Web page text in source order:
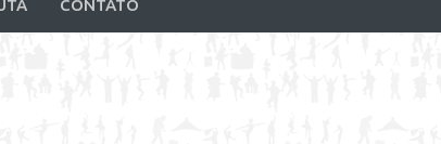
CONTATO